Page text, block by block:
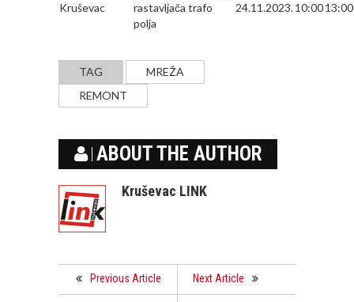
Kruševac
rastavljača trafo
polja
24.11.2023.10:0013:00
TAG
MREŽA
REMONT
ABOUT THE AUTHOR
Kruševac LINK
Previous Article Next Article